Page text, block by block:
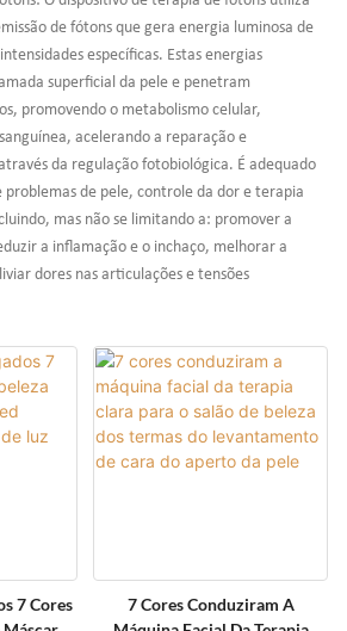
de fótons que gera energia luminosa de
específicas. Estas energias
superficial da pele e penetram
promovendo o metabolismo celular,
acelerando a reparação e
da regulação fotobiológica. É adequado
problemas de pele, controle da dor e terapia
mas não se limitando a: promover a
a inflamação e o inchaço, melhorar a
dores nas articulações e tensões
7 Cores
7 Cores Conduziram A